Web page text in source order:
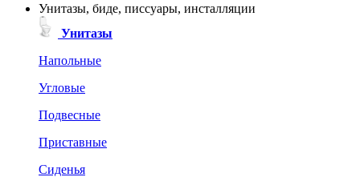
Унитазы, биде, писсуары, инсталляции
Унитазы
Напольные
Угловые
Подвесные
Приставные
Сиденья